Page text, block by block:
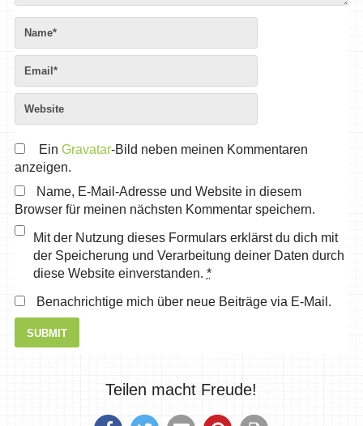
Ein Gravatar-Bild neben meinen Kommentaren
anzeigen.
Name, E-Mail-Adresse und Website in diesem
Browser für meinen nächsten Kommentar speichern.
Mit der Nutzung dieses Formulars erklärst du dich mit
der Speicherung und Verarbeitung deiner Daten durch
diese Website einverstanden. *
Benachrichtige mich über neue Beiträge via E-Mail.
Teilen macht Freude!